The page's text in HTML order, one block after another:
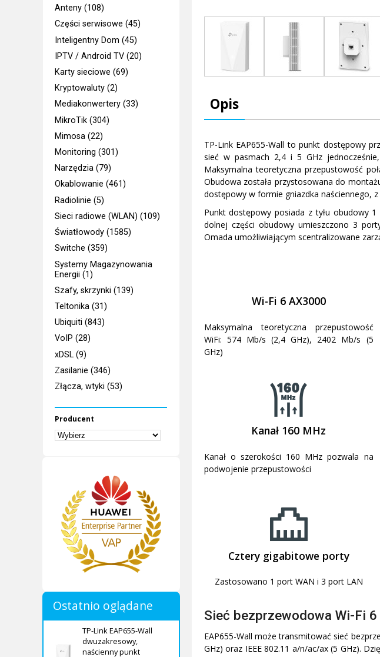
Anteny (108)
Części serwisowe (45)
Inteligentny Dom (45)
IPTV / Android TV (20)
Karty sieciowe (69)
Kryptowaluty (2)
Mediakonwertery (33)
MikroTik (304)
Mimosa (22)
Monitoring (301)
Narzędzia (79)
Okablowanie (461)
Radiolinie (5)
Sieci radiowe (WLAN) (109)
Światłowody (1585)
Switche (359)
Systemy Magazynowania
Energii (1)
Szafy, skrzynki (139)
Teltonika (31)
Ubiquiti (843)
VoIP (28)
xDSL (9)
Zasilanie (346)
Złącza, wtyki (53)
Producent
Ostatnio oglądane
TP-Link EAP655-Wall
dwuzakresowy,
naścienny punkt
Opis
TP-Link EAP655-Wall to punkt dostępowy
sieć w pasmach 2,4 i 5 GHz
Maksymalna teoretyczna przepustowość
Obudowa została przystosowana do
dostępowy w formie gniazdka naściennego,
Punkt dostępowy posiada z tyłu obudowy
dolnej części obudowy umieszczono 3
Omada umożliwiającym scentralizowane
Wi-Fi 6 AX3000
Maksymalna teoretyczna przepustowość
WiFi: 574 Mb/s (2,4 GHz), 2402 Mb/s (5
GHz)
Kanał 160 MHz
Kanał o szerokości 160 MHz pozwala na
podwojenie przepustowości
Cztery gigabitowe porty
Zastosowano 1 port WAN i 3 port LAN
Sieć bezprzewodowa Wi-Fi
EAP655-Wall może transmitować sieć
GHz) oraz IEEE 802.11 a/n/ac/ax (5 GHz).